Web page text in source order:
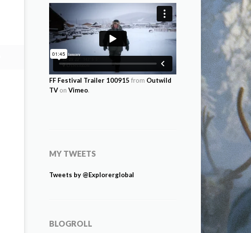
FF Festival Trailer 100915 from Outwild
TV on Vimeo.
MY TWEETS
Tweets by @Explorerglobal
BLOGROLL